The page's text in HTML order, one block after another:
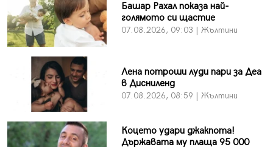
Башар Рахал показа най-
голямото си щастие
07.08.2026, 09:03 | Жълтини
Лена потроши луди пари за Деа
в Дисниленд
07.08.2026, 08:59 | Жълтини
Коцето удари джакпота!
Държавата му плаща 95 000